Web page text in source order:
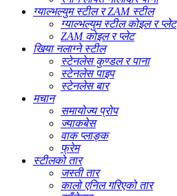
ग्याल्भल्युम स्टील र ZAM स्टील
ग्याल्भल्युम स्टील कोइल र प्लेट
ZAM कोइल र प्लेट
खिया नलाग्ने स्टील
स्टेनलेस कुण्डल र पाना
स्टेनलेस पाइप
स्टेनलेस बार
मचान
समायोज्य प्रोप
ज्याकबेस
वाक प्लाङ्क
फ्रेम
स्टीलको तार
जस्ती तार
कालो एनिल गरिएको तार